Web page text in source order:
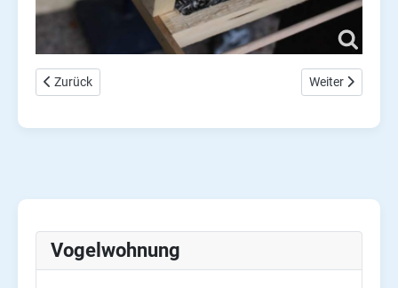
Vogelwohnung
Vorheriger Beitrag: Meisenknödel Bauanleitung
Zurück Nächster
Weiter